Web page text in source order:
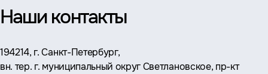
Наши контакты
Адрес:
194214, г. Санкт-Петербург,
вн. тер. г. муниципальный округ Светлановское, пр-кт